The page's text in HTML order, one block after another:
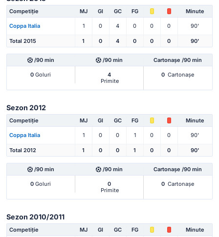
Competiție MJ Gl GC FG Minute
Coppa Italia 1 0 4 0 0 0 90'
Total 2015 1 0 4 0 0 0 90'
/90 min /90 min Cartonașe /90 min
0 Goluri
4
Primite
0 Cartonașe
Sezon 2012
Competiție MJ Gl GC FG Minute
Coppa Italia 1 0 0 1 0 0 90'
Total 2012 1 0 0 1 0 0 90'
/90 min /90 min Cartonașe /90 min
0 Goluri
0
Primite
0 Cartonașe
Sezon 2010/2011
Competiție MJ Gl GC FG Minute